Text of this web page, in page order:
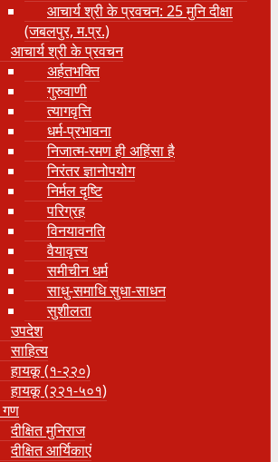
आचार्य श्री के प्रवचन: 25 मुनि दीक्षा
(जबलपुर, म.प्र.)
आचार्य श्री के प्रवचन
अर्हतभक्ति
गुरुवाणी
त्यागवृत्ति
धर्म-प्रभावना
निजात्म-रमण ही अहिंसा है
निरंतर ज्ञानोपयोग
निर्मल दृष्टि
परिग्रह
विनयावनति
वैयावृत्त्य
समीचीन धर्म
साधु-समाधि सुधा-साधन
सुशीलता
उपदेश
साहित्य
हायकू (१‍-२२०)
हायकू (२२१-५०१)
गण
दीक्षित मुनिराज
दीक्षित आर्यिकाएं